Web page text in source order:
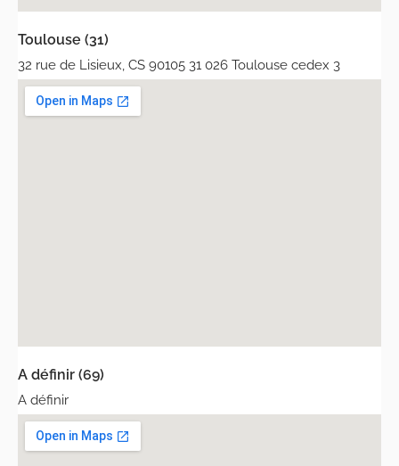
Toulouse (31)
32 rue de Lisieux, CS 90105 31 026 Toulouse cedex 3
A définir (69)
A définir